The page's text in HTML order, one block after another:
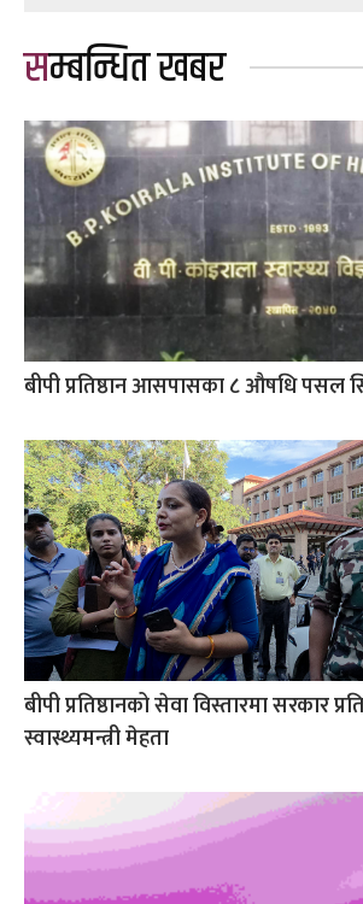
सम्बन्धित खबर
बीपी प्रतिष्ठान आसपासका ८ औषधि पसल
बीपी प्रतिष्ठानको सेवा विस्तारमा सरकार
स्वास्थ्यमन्त्री मेहता